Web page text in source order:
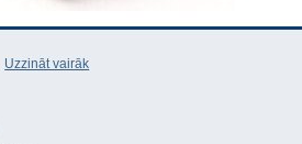
Uzzināt vairāk